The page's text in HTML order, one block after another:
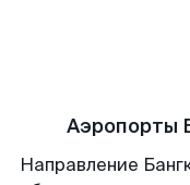
Аэропорты
Направление